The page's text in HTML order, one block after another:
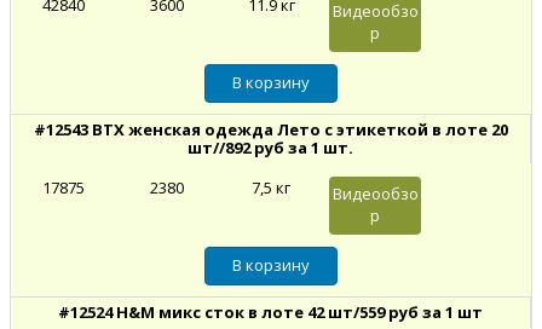
42840
3600 11.9 кг
Видеообзо
р
#12543 BTX женская одежда Лето с этикеткой в лоте 20
шт//892 руб за 1 шт.
17875
2380 7,5 кг
Видеообзо
р
#12524 H&M микс сток в лоте 42 шт/559 руб за 1 шт